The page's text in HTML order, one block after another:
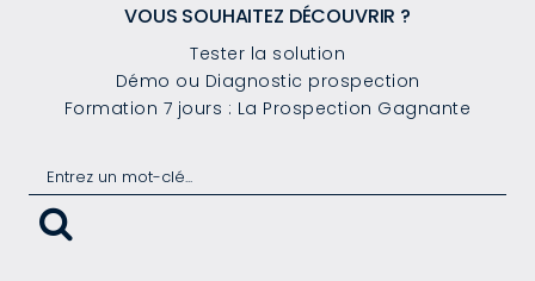
VOUS SOUHAITEZ DÉCOUVRIR ?
Tester la solution
Démo ou Diagnostic prospection
Formation 7 jours : La Prospection Gagnante